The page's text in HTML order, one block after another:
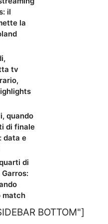
il
la
tv
quando
di finale
data e
di
match
BOTTOM"]